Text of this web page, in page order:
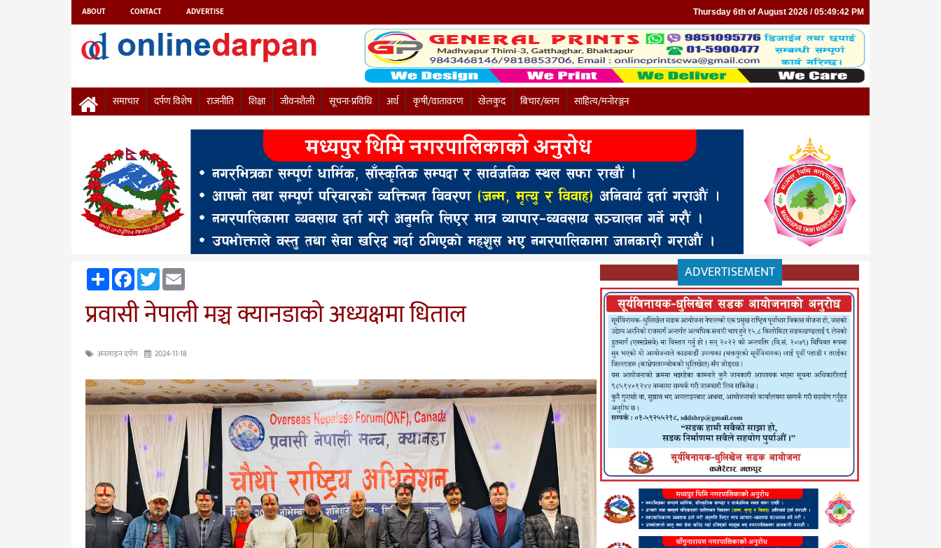
ABOUT CONTACT ADVERTISE Thursday 6th of August 2026 / 05:49:42 PM
समाचार दर्पण विशेष राजनीति शिक्षा जीवनशैली सूचना-प्रविधि अर्थ कृषी/वातावरण खेलकुद बिचार/ब्लग साहित्य/मनोरञ्जन
ShareFacebook
Twitter
प्रवासी नेपाली मञ्च क्यानडाको अध्यक्षमा धिताल
अनलाइन दर्पण 2024-11-18
ADVERTISEMENT